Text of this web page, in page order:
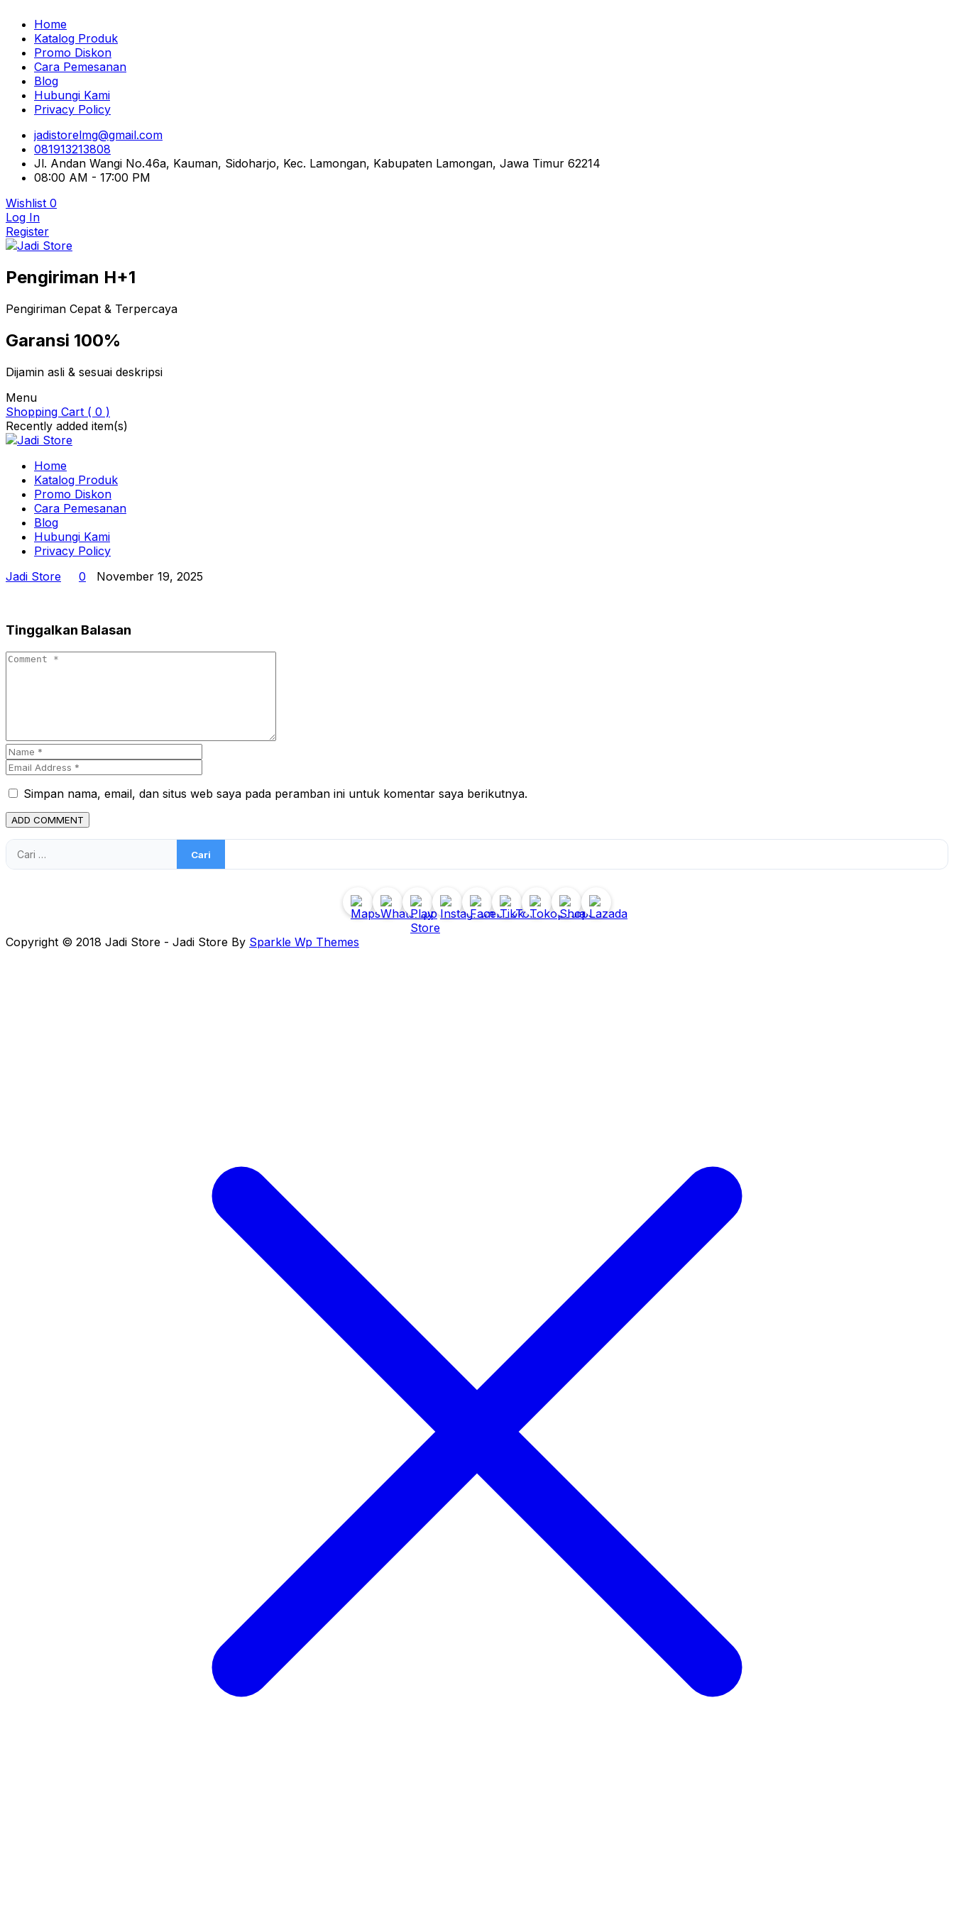
Home
Katalog Produk
Promo Diskon
Cara Pemesanan
Blog
Hubungi Kami
Privacy Policy
jadistorelmg@gmail.com
081913213808
Jl. Andan Wangi No.46a, Kauman, Sidoharjo, Kec. Lamongan, Kabupaten Lamongan, Jawa Timur 62214
08:00 AM - 17:00 PM
Wishlist 0
Log In
Register
Jadi Store
Pusat Aksesoris HP, Komputer & Produk Unik di Lamongan
Pengiriman H+1
Pengiriman Cepat & Terpercaya
Garansi 100%
Dijamin asli & sesuai deskripsi
Menu
Shopping Cart ( 0 )
Recently added item(s)
Home
Katalog Produk
Promo Diskon
Cara Pemesanan
Blog
Hubungi Kami
Privacy Policy
Jadi Store
0 November 19, 2025
Tinggalkan Balasan
Simpan nama, email, dan situs web saya pada peramban ini untuk komentar saya berikutnya.
Cari
untuk:
Copyright © 2018 Jadi Store - Jadi Store By Sparkle Wp Themes